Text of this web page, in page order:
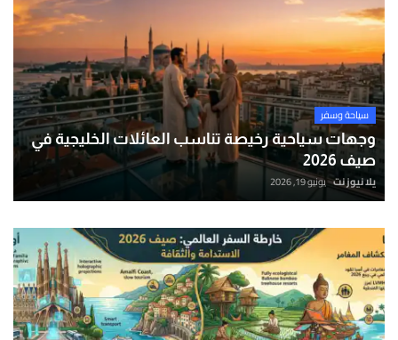
سياحة وسفر
وجهات سياحية رخيصة تناسب العائلات الخليجية في
صيف 2026
يلا نيوز نت يونيو 19, 2026